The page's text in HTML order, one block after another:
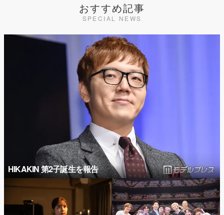
おすすめ記事
SPECIAL NEWS
HIKAKIN 第2子誕生を報告